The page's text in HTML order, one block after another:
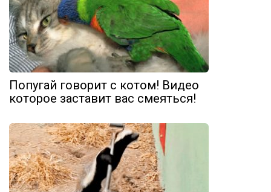
Попугай говорит с котом! Видео
которое заставит вас смеяться!